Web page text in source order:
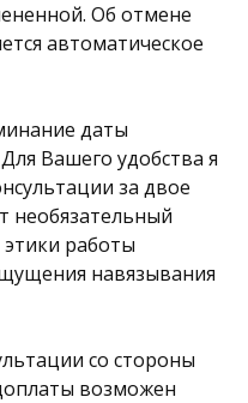
Об отмене
автоматическое
даты
Вашего удобства я
за двое
необязательный
работы
навязывания
со стороны
возможен